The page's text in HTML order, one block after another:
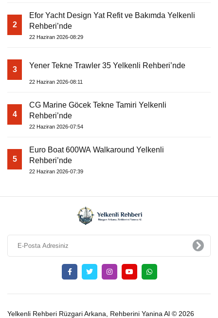
2
Efor Yacht Design Yat Refit ve Bakımda Yelkenli
Rehberi’nde
22 Haziran 2026-08:29
3 Yener Tekne Trawler 35 Yelkenli Rehberi’nde
22 Haziran 2026-08:11
4
CG Marine Göcek Tekne Tamiri Yelkenli
Rehberi’nde
22 Haziran 2026-07:54
5
Euro Boat 600WA Walkaround Yelkenli
Rehberi’nde
22 Haziran 2026-07:39
Yelkenli Rehberi Rüzgari Arkana, Rehberini Yanina Al © 2026